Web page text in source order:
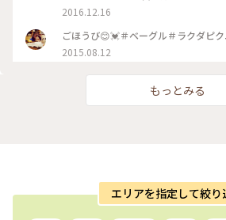
2016.12.16
ごほうび😊💓＃ベーグル＃ラクダピ
2015.08.12
もっとみる
エリアを指定して絞り